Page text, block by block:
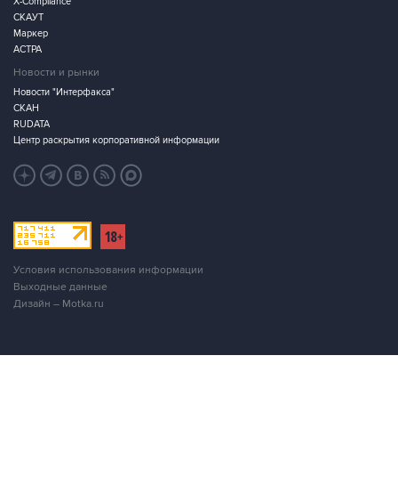
СКАУТ
Маркер
АСТРА
Новости и рынки
Новости "Интерфакса"
СКАН
RUDATA
Центр раскрытия корпоративной информации
Условия использования информации
Выходные данные
Дизайн – Motka.ru